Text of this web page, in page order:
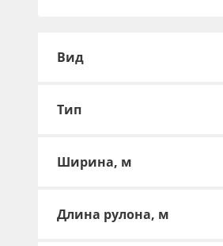
Oracal 641
Плёнка монтажная Oratape
Вид
Тип
Ширина, м
Длина рулона, м